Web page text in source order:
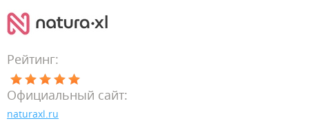
Рейтинг:
Официальный сайт:
naturaxl.ru